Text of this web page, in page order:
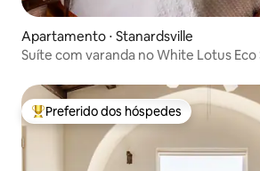
Apartamento ⋅ Stanardsville
Suíte com varanda no White Lotus Eco
Entre os melhores preferidos dos
Preferido dos hóspedes